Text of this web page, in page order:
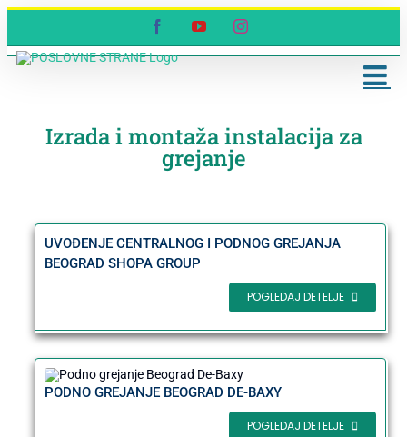
content
FacebookYouTubeInstagram
Izrada i montaža instalacija za
grejanje
UVOĐENJE CENTRALNOG I PODNOG GREJANJA
BEOGRAD SHOPA GROUP
POGLEDAJ DETELJE
PODNO GREJANJE BEOGRAD DE-BAXY
POGLEDAJ DETELJE